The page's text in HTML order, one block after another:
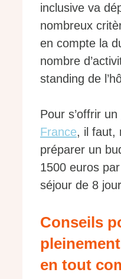
inclusive va
nombreux
en compte la
nombre
standing de
Pour s’offrir un
France, il faut,
préparer un
1500 euros
séjour de 8
Conseils
en tout